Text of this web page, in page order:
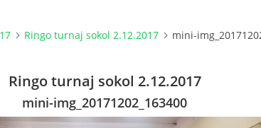
Ringo turnaj sokol 2.12.2017 mini-
Ringo turnaj sokol 2.12.2017
mini-img_20171202_163400